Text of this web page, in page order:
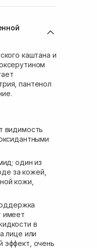
В наличии
В наличии
каштана и
пантенол
видимость
один из
за кожей,
кожи,
имеет
в
лице или
эффект, очень